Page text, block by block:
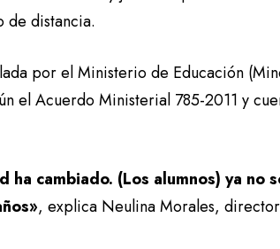
de distancia.
por el Ministerio de Educación
el Acuerdo Ministerial 785-2011 y
cambiado. (Los alumnos) ya no
, explica Neulina Morales,